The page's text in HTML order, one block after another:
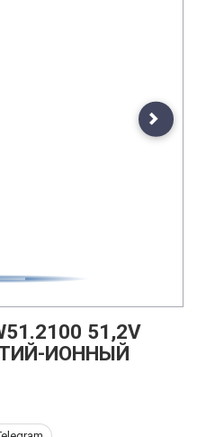
Next
51,2V
ИОННЫЙ